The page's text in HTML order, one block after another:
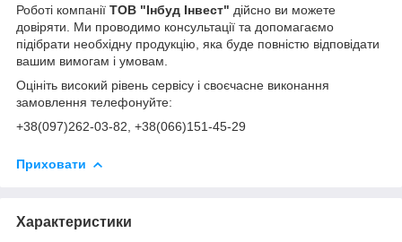
Роботі компанії ТОВ "Інбуд Інвест" дійсно ви можете
довіряти. Ми проводимо консультації та допомагаємо
підібрати необхідну продукцію, яка буде повністю відповідати
вашим вимогам і умовам.
Оцініть високий рівень сервісу і своєчасне виконання
замовлення телефонуйте:
+38(097)262-03-82 , +38(066)151-45-29
Приховати
Характеристики